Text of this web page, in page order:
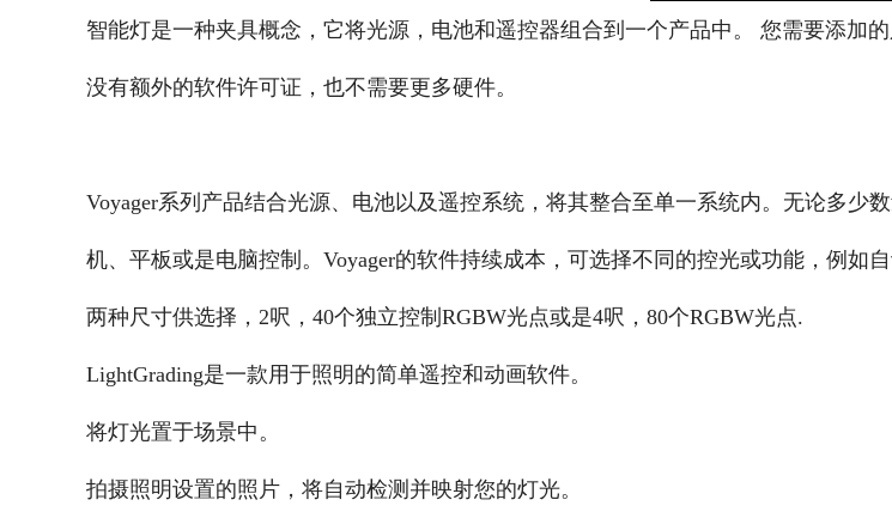
智能灯是一种夹具概念，它将光源，电池和遥控器组合到一个产品中。 您需要添加的
没有额外的软件许可证，也不需要更多硬件。
Voyager系列产品结合光源、电池以及遥控系统，将其整合至单一系统内。无论多少
机、平板或是电脑控制。Voyager的软件持续成本，可选择不同的控光或功能，例如
两种尺寸供选择，2呎，40个独立控制RGBW光点或是4呎，80个RGBW光点.
LightGrading是一款用于照明的简单遥控和动画软件。
将灯光置于场景中。
拍摄照明设置的照片，将自动检测并映射您的灯光。